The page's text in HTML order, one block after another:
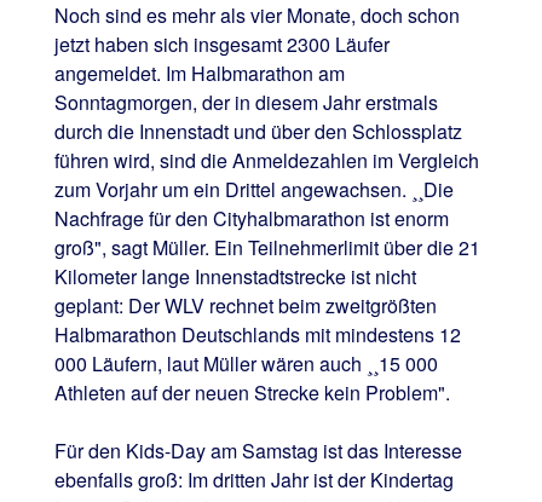
Noch sind es mehr als vier Monate, doch schon
jetzt haben sich insgesamt 2300 Läufer
angemeldet. Im Halbmarathon am
Sonntagmorgen, der in diesem Jahr erstmals
durch die Innenstadt und über den Schlossplatz
führen wird, sind die Anmeldezahlen im Vergleich
zum Vorjahr um ein Drittel angewachsen. ¸¸Die
Nachfrage für den Cityhalbmarathon ist enorm
groß", sagt Müller. Ein Teilnehmerlimit über die 21
Kilometer lange Innenstadtstrecke ist nicht
geplant: Der WLV rechnet beim zweitgrößten
Halbmarathon Deutschlands mit mindestens 12
000 Läufern, laut Müller wären auch ¸¸15 000
Athleten auf der neuen Strecke kein Problem".
Für den Kids-Day am Samstag ist das Interesse
ebenfalls groß: Im dritten Jahr ist der Kindertag